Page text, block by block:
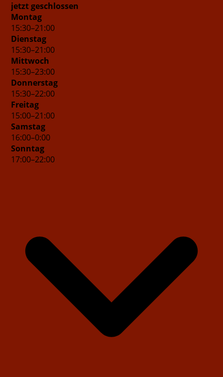
jetzt geschlossen
Montag
15:30–21:00
Dienstag
15:30–21:00
Mittwoch
15:30–23:00
Donnerstag
15:30–22:00
Freitag
15:00–21:00
Samstag
16:00–0:00
Sonntag
17:00–22:00